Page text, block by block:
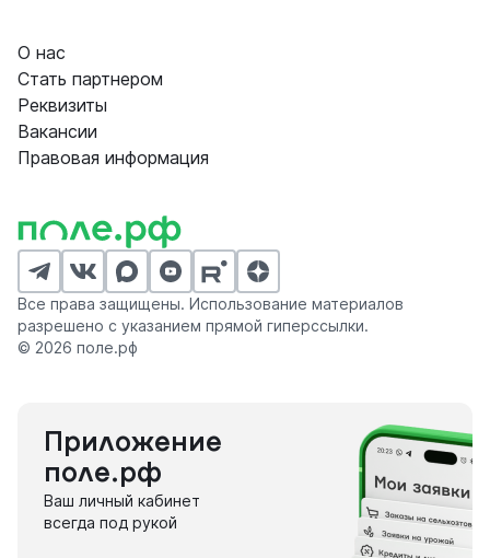
О нас
Стать партнером
Реквизиты
Вакансии
Правовая информация
Все права защищены. Использование материалов
разрешено с указанием прямой гиперссылки.
© 2026 поле.рф
Приложение
поле.рф
Ваш личный кабинет
всегда под рукой